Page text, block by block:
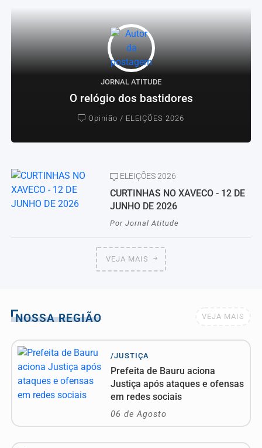
JORNAL ATITUDE
O relógio dos bastidores
Opinião / ELEIÇÕES 2026
ELEIÇÕES 2026
CURTINHAS NO XAVECO - 12 DE
JUNHO DE 2026
PorJornal Atitude
VEJA MAIS
NOSSA REGIÃO VEJA MAIS
/JUSTIÇA
Prefeita de Bauru aciona
Justiça após ataques e ofensas
em redes sociais
06 de Agosto